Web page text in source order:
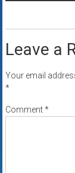
Leave a
Your email
*
Comment*